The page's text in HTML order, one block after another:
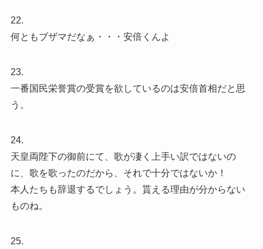
22.
何ともブザマだなぁ・・・安倍くんよ
23.
一番国民栄誉賞の受賞を欲しているのは安倍首相だと思
う。
24.
天皇両陛下の御前にて、歌が凄く上手い訳ではないの
に、歌を歌ったのだから、それで十分ではないか！
本人たちも辞退するでしょう。貰える理由が分からない
ものね。
25.